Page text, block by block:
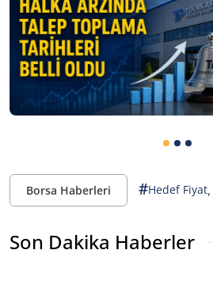
Borsa Haberleri #Hedef Fiyat,
Son Dakika Haberler